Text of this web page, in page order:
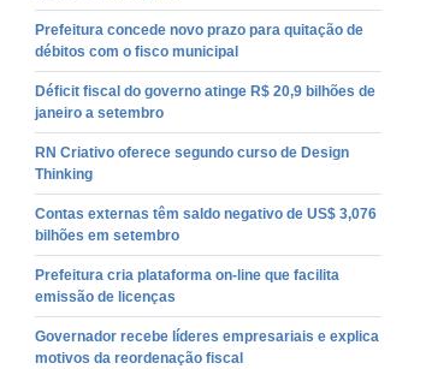
Prefeitura concede novo prazo para quitação de
débitos com o fisco municipal
Déficit fiscal do governo atinge R$ 20,9 bilhões de
janeiro a setembro
RN Criativo oferece segundo curso de Design
Thinking
Contas externas têm saldo negativo de US$ 3,076
bilhões em setembro
Prefeitura cria plataforma on-line que facilita
emissão de licenças
Governador recebe líderes empresariais e explica
motivos da reordenação fiscal